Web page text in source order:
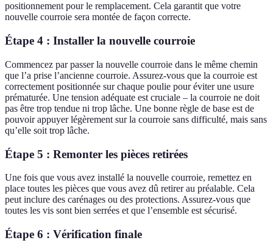
positionnement pour le remplacement. Cela garantit que votre
nouvelle courroie sera montée de façon correcte.
Étape 4 : Installer la nouvelle courroie
Commencez par passer la nouvelle courroie dans le même chemin
que l’a prise l’ancienne courroie. Assurez-vous que la courroie est
correctement positionnée sur chaque poulie pour éviter une usure
prématurée. Une tension adéquate est cruciale – la courroie ne doit
pas être trop tendue ni trop lâche. Une bonne règle de base est de
pouvoir appuyer légèrement sur la courroie sans difficulté, mais sans
qu’elle soit trop lâche.
Étape 5 : Remonter les pièces retirées
Une fois que vous avez installé la nouvelle courroie, remettez en
place toutes les pièces que vous avez dû retirer au préalable. Cela
peut inclure des carénages ou des protections. Assurez-vous que
toutes les vis sont bien serrées et que l’ensemble est sécurisé.
Étape 6 : Vérification finale